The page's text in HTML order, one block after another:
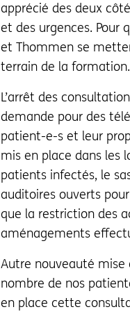
apprécié des deux
et des urgences. Pour
et Thommen se
terrain de la formation.
L’arrêt des
demande pour des
patient-e-s et leur
mis en place dans les
patients infectés, le
auditoires ouverts
que la restriction des
aménagements
Autre nouveauté mise
nombre de nos
en place cette